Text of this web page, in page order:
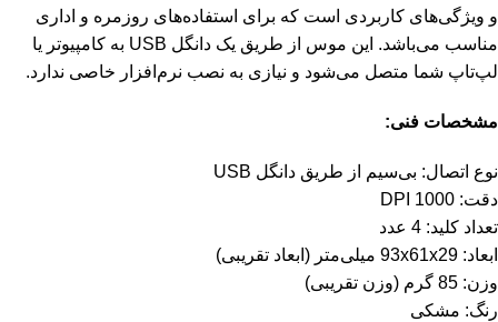
و ویژگی‌های کاربردی است که برای استفاده‌های روزمره و اداری
مناسب می‌باشد. این موس از طریق یک دانگل USB به کامپیوتر یا
لپ‌تاپ شما متصل می‌شود و نیازی به نصب نرم‌افزار خاصی ندارد.
مشخصات فنی:
نوع اتصال: بی‌سیم از طریق دانگل USB
دقت: 1000 DPI
تعداد کلید: 4 عدد
ابعاد: 93x61x29 میلی‌متر (ابعاد تقریبی)
وزن: 85 گرم (وزن تقریبی)
رنگ: مشکی